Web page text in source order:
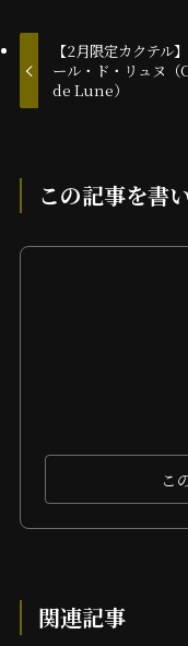
【2月限定カクテル
ール・ド・リュヌ
de Lune）
この記事を書
こ
関連記事